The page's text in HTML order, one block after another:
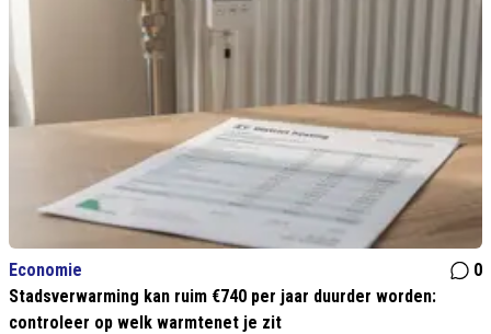
Economie
0
Stadsverwarming kan ruim €740 per jaar duurder worden:
controleer op welk warmtenet je zit